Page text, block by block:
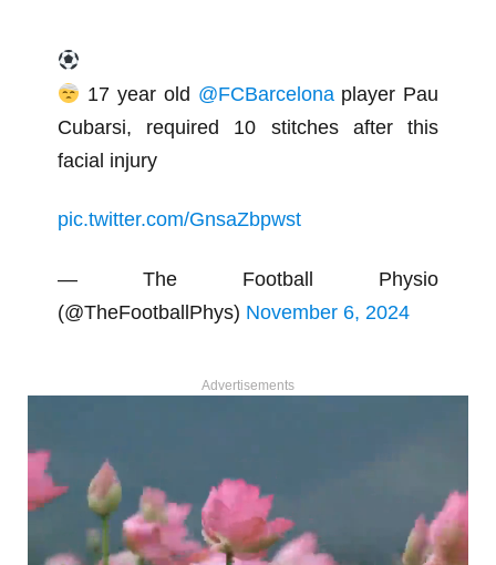
17 year old @FCBarcelonaplayer Pau
Cubarsi, required 10 stitches after this
facial injury
pic.twitter.com/GnsaZbpwst
— The Football Physio
(@TheFootballPhys) November 6, 2024
Advertisements